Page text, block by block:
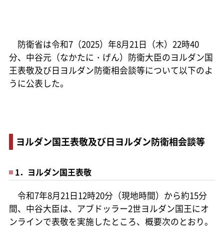
防衛省は令和7（2025）年8月21日（木）22時40
分、中谷元（なかたに・げん）防衛大臣のヨルダン国
王表敬及び日ヨルダン防衛相会談等について以下のよ
うに公表した。
ヨルダン国王表敬及び日ヨルダン防衛相会談等
1．ヨルダン国王表敬
令和7年8月21日12時20分（現地時間）から約15分
間、中谷大臣は、アブドッラー2世ヨルダン国王にオ
ンラインで表敬を実施したところ、概要次のとおり。